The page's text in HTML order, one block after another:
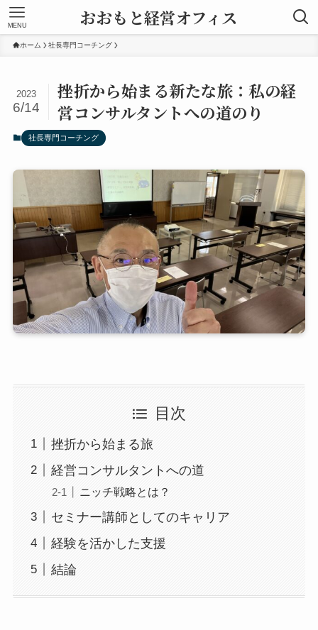
おおもと経営オフィス
MENU
ホーム 社長専門コーチング
挫折から始まる新たな旅：私の経
営コンサルタントへの道のり
2023
6/14
社長専門コーチング
目次
挫折から始まる旅
経営コンサルタントへの道
ニッチ戦略とは？
セミナー講師としてのキャリア
経験を活かした支援
結論